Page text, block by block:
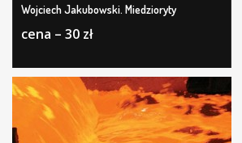
Wojciech Jakubowski. Miedzioryty
cena – 30 zł